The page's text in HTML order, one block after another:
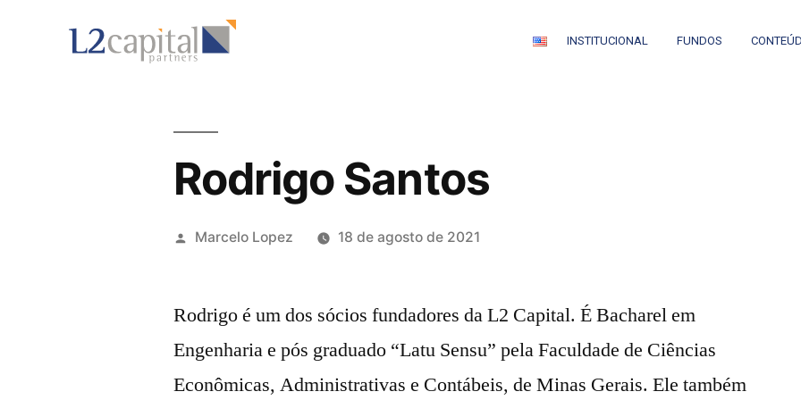
INSTITUCIONAL FUNDOS
Rodrigo Santos
Marcelo Lopez 18 de agosto de 2021
Rodrigo é um dos sócios fundadores da L2 Capital. É Bacharel em
Engenharia e pós graduado “Latu Sensu” pela Faculdade de Ciências
Econômicas, Administrativas e Contábeis, de Minas Gerais. Ele também